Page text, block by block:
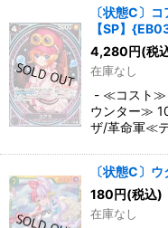
〔状態C〕
【SP】
4,280円(税
在庫なし
- ≪コスト
ウンター≫
ザ/革命軍≪
〔状態C〕
180円(税込)
在庫なし